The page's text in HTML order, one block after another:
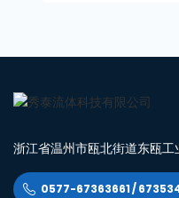
浙江省温州市瓯北街道东瓯
 0577-67363661 /